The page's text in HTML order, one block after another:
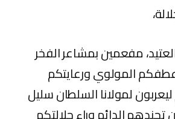
مفعمين بمشاعر الفخر
عطفكم المولوي ورعايتكم
لمولانا السلطان سليل
تجندهم الدائم وراء جلالتكم